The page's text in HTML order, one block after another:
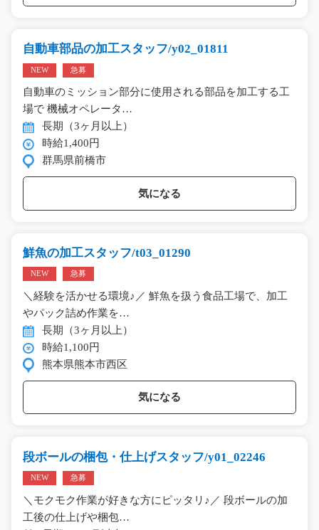
自動車部品の加工スタッフ/y02_01811
NEW 急募
自動車のミッション部分に使用される部品を加工する工
場で 機械オペレータ…
長期（3ヶ月以上）
時給1,400円
群馬県前橋市
気になる
鮮魚の加工スタッフ/t03_01290
NEW 急募
＼経験を活かせる環境♪／ 鮮魚を扱う食品工場で、加工
やパック詰め作業を…
長期（3ヶ月以上）
時給1,100円
熊本県熊本市西区
気になる
段ボールの梱包・仕上げスタッフ/y01_02246
NEW 急募
＼モクモク作業が好きな方にピッタリ♪／ 段ボールの加
工後の仕上げや梱包…